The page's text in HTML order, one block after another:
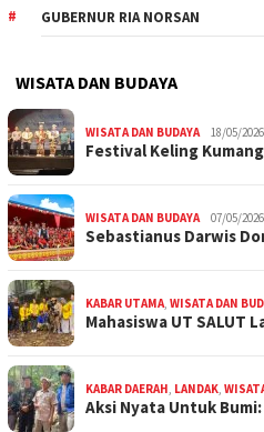
GUBERNUR RIA NORSAN
WISATA DAN BUDAYA
WISATA DAN BUDAYA 18/05/2026
Festival Keling
WISATA DAN BUDAYA 07/05/2026
Sebastianus Darwis
KABAR UTAMA WISATA DAN
Mahasiswa UT SALUT
KABAR DAERAH LANDAK
Aksi Nyata Untuk